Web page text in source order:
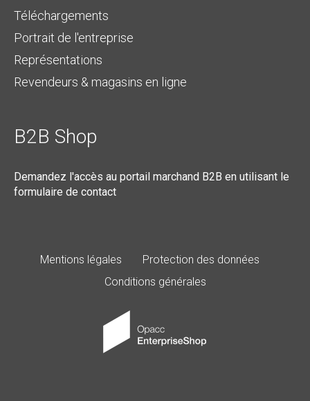
Téléchargements
Portrait de l'entreprise
Représentations
Revendeurs & magasins en ligne
B2B Shop
Demandez l'accès au portail marchand B2B en utilisant le
formulaire de contact
Mentions légales
Protection des données
Conditions générales